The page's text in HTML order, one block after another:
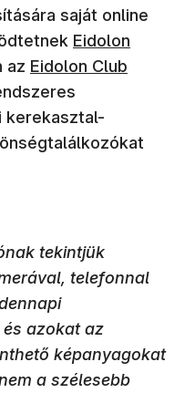
saját online
Eidolon
az (új ablakban nyílik
Eidolon Club
kerekasztal-
tekintjük
telefonnal
azokat az
képanyagokat
a szélesebb